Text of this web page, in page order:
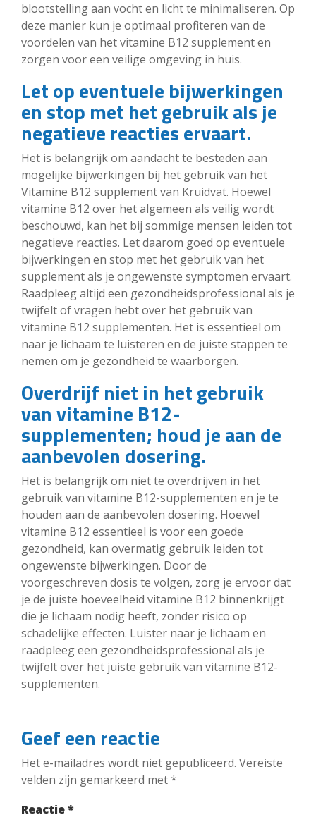
blootstelling aan vocht en licht te minimaliseren. Op
deze manier kun je optimaal profiteren van de
voordelen van het vitamine B12 supplement en
zorgen voor een veilige omgeving in huis.
Let op eventuele bijwerkingen
en stop met het gebruik als je
negatieve reacties ervaart.
Het is belangrijk om aandacht te besteden aan
mogelijke bijwerkingen bij het gebruik van het
Vitamine B12 supplement van Kruidvat. Hoewel
vitamine B12 over het algemeen als veilig wordt
beschouwd, kan het bij sommige mensen leiden tot
negatieve reacties. Let daarom goed op eventuele
bijwerkingen en stop met het gebruik van het
supplement als je ongewenste symptomen ervaart.
Raadpleeg altijd een gezondheidsprofessional als je
twijfelt of vragen hebt over het gebruik van
vitamine B12 supplementen. Het is essentieel om
naar je lichaam te luisteren en de juiste stappen te
nemen om je gezondheid te waarborgen.
Overdrijf niet in het gebruik
van vitamine B12-
supplementen; houd je aan de
aanbevolen dosering.
Het is belangrijk om niet te overdrijven in het
gebruik van vitamine B12-supplementen en je te
houden aan de aanbevolen dosering. Hoewel
vitamine B12 essentieel is voor een goede
gezondheid, kan overmatig gebruik leiden tot
ongewenste bijwerkingen. Door de
voorgeschreven dosis te volgen, zorg je ervoor dat
je de juiste hoeveelheid vitamine B12 binnenkrijgt
die je lichaam nodig heeft, zonder risico op
schadelijke effecten. Luister naar je lichaam en
raadpleeg een gezondheidsprofessional als je
twijfelt over het juiste gebruik van vitamine B12-
supplementen.
Geef een reactie
Het e-mailadres wordt niet gepubliceerd. Vereiste
velden zijn gemarkeerd met*
Reactie*